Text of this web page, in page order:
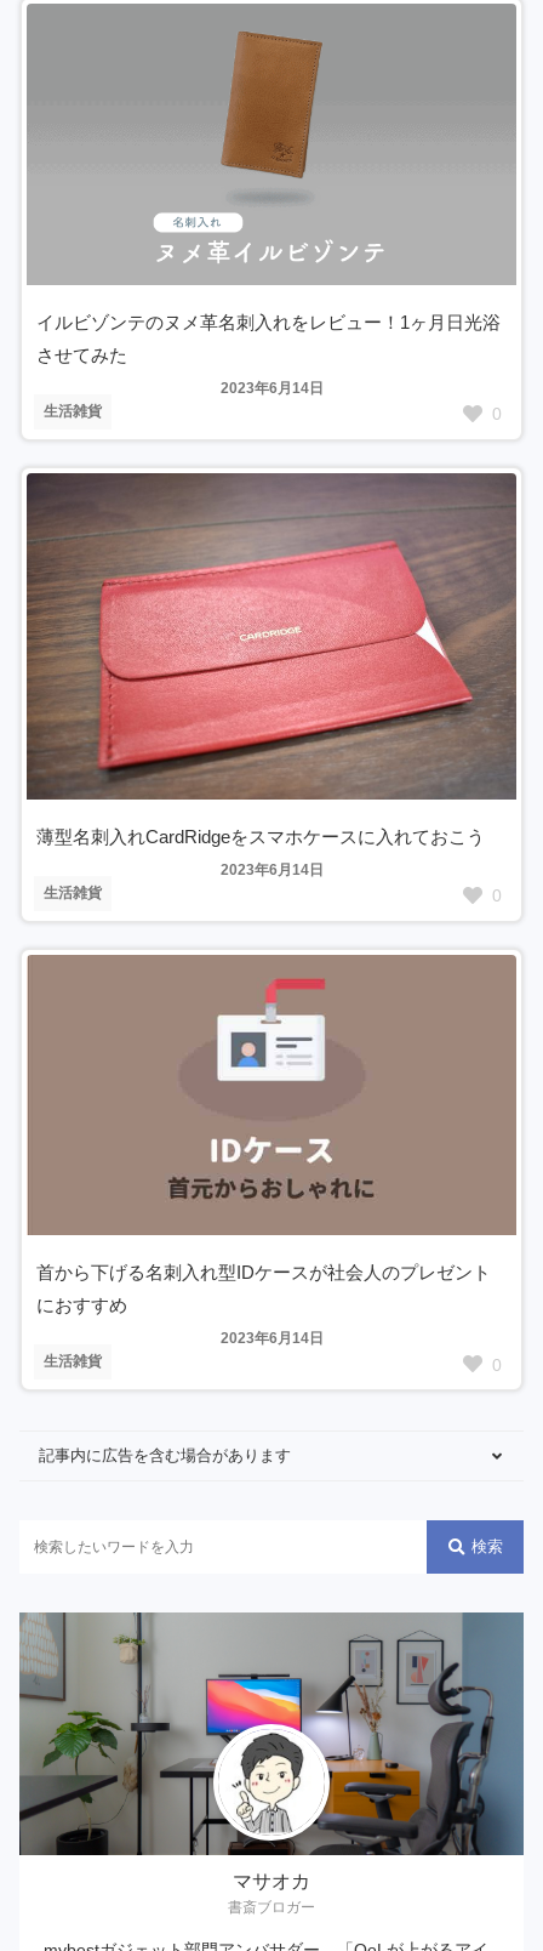
生活雑貨
2023年6月14日
イルビゾンテのヌメ革名刺入れをレビュー！1ヶ月日光浴
させてみた
0
生活雑貨
2023年6月14日
薄型名刺入れCardRidgeをスマホケースに入れておこう
0
生活雑貨
2023年6月14日
首から下げる名刺入れ型IDケースが社会人のプレゼント
におすすめ
0
記事内に広告を含む場合があります
検索
マサオカ
書斎ブロガー